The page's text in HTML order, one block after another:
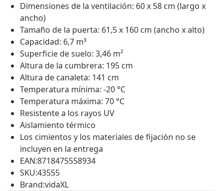
Dimensiones de la ventilación: 60 x 58 cm (largo x
ancho)
Tamaño de la puerta: 61,5 x 160 cm (ancho x alto)
Capacidad: 6,7 m³
Superficie de suelo: 3,46 m²
Altura de la cumbrera: 195 cm
Altura de canaleta: 141 cm
Temperatura mínima: -20 °C
Temperatura máxima: 70 °C
Resistente a los rayos UV
Aislamiento térmico
Los cimientos y los materiales de fijación no se
incluyen en la entrega
EAN:8718475558934
SKU:43555
Brand:vidaXL